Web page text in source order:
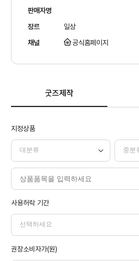
판매자명
장르
일상
채널
공식홈페이지
굿즈제작
지정상품
사용허락 기간
권장소비자가(원)